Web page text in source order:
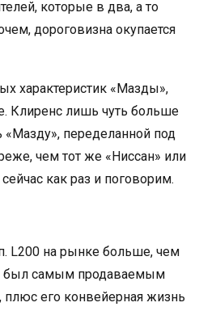
которые в два, а то
дороговизна окупается
характеристик «Мазды»,
Клиренс лишь чуть больше
переделанной под
чем тот же «Ниссан» или
как раз и поговорим.
L200 на рынке больше, чем
был самым продаваемым
его конвейерная жизнь